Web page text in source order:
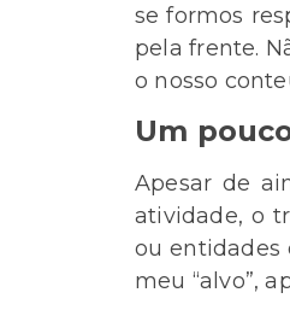
se formos
pela frente.
o nosso
Um
Apesar de
atividade, o
ou entidades
meu “alvo”,